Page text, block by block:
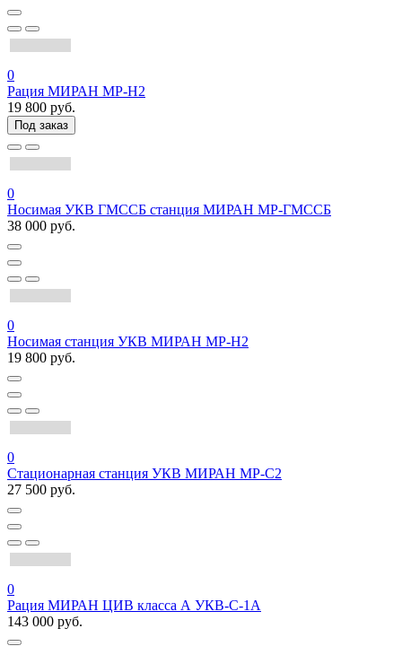
0
Рация МИРАН МР-Н2
19 800 руб.
Под заказ
0
Носимая УКВ ГМССБ станция МИРАН МР-ГМССБ
38 000 руб.
0
Носимая станция УКВ МИРАН МР-H2
19 800 руб.
0
Стационарная станция УКВ МИРАН МР-С2
27 500 руб.
0
Рация МИРАН ЦИВ класса А УКВ-С-1А
143 000 руб.